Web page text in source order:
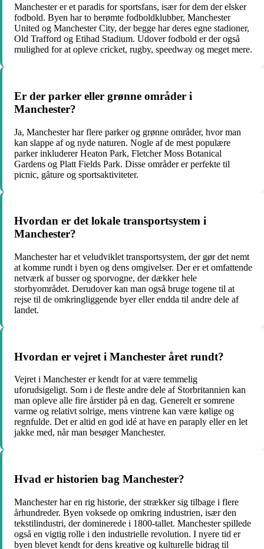
Manchester er et paradis for sportsfans, især for dem der elsker
fodbold. Byen har to berømte fodboldklubber, Manchester
United og Manchester City, der begge har deres egne stadioner,
Old Trafford og Etihad Stadium. Udover fodbold er der også
mulighed for at opleve cricket, rugby, speedway og meget mere.
Er der parker eller grønne områder i
Manchester?
Ja, Manchester har flere parker og grønne områder, hvor man
kan slappe af og nyde naturen. Nogle af de mest populære
parker inkluderer Heaton Park, Fletcher Moss Botanical
Gardens og Platt Fields Park. Disse områder er perfekte til
picnic, gåture og sportsaktiviteter.
Hvordan er det lokale transportsystem i
Manchester?
Manchester har et veludviklet transportsystem, der gør det nemt
at komme rundt i byen og dens omgivelser. Der er et omfattende
netværk af busser og sporvogne, der dækker hele
storbyområdet. Derudover kan man også bruge togene til at
rejse til de omkringliggende byer eller endda til andre dele af
landet.
Hvordan er vejret i Manchester året rundt?
Vejret i Manchester er kendt for at være temmelig
uforudsigeligt. Som i de fleste andre dele af Storbritannien kan
man opleve alle fire årstider på en dag. Generelt er somrene
varme og relativt solrige, mens vintrene kan være kølige og
regnfulde. Det er altid en god idé at have en paraply eller en let
jakke med, når man besøger Manchester.
Hvad er historien bag Manchester?
Manchester har en rig historie, der strækker sig tilbage i flere
århundreder. Byen voksede op omkring industrien, især den
tekstilindustri, der dominerede i 1800-tallet. Manchester spillede
også en vigtig rolle i den industrielle revolution. I nyere tid er
byen blevet kendt for dens kreative og kulturelle bidrag til